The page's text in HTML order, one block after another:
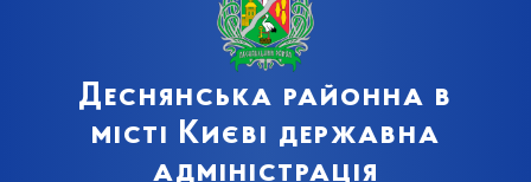
Деснянська районна в
місті Києві державна
адміністрація